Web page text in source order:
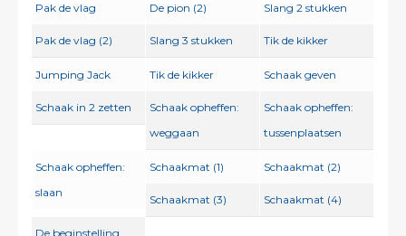
Pak de vlag De pion (2) Slang 2 stukken
Pak de vlag (2) Slang 3 stukken Tik de kikker
Jumping Jack Tik de kikker Schaak geven
Schaak in 2 zetten
Schaak opheffen:
weggaan
Schaak opheffen:
tussenplaatsen
Schaak opheffen:
slaan
Schaakmat (1) Schaakmat (2)
Schaakmat (3) Schaakmat (4)
De beginstelling